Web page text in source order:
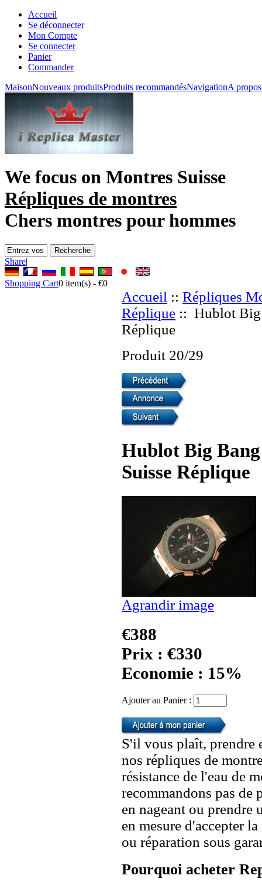
Accueil
Se déconnecter
Mon Compte
Se connecter
Panier
Commander
MaisonNouveaux produitsProduits recommandésNavigationA
We focus on Montres Suisse
Répliques de montres
Chers montres pour hommes
Share|
Shopping Cart0 item(s) - €0
Accueil :: Répliques
Réplique :: Hublot Big
Réplique
Produit 20/29
Hublot Big
Suisse Réplique
Agrandir image
€388
Prix : €330
Economie : 15%
Ajouter au Panier :
S'il vous plaît, prendre
nos répliques de
résistance de l'eau de
recommandons pas de
en nageant ou prendre
en mesure d'accepter
ou réparation sous
Pourquoi acheter